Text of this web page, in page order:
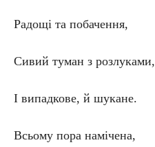
Радощі та побачення,
Сивий туман з розлуками,
І випадкове, й шукане.
Всьому пора намічена,